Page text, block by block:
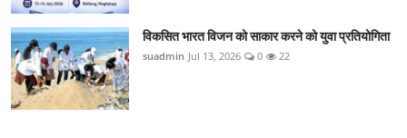
विकसित भारत विजन को साकार करने को युवा प्रतियोगिता
suadmin Jul 13, 2026 0 22